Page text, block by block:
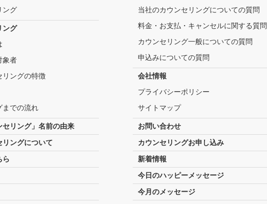
ング
ング
象者
リングの特徴
までの流れ
セリング」名前の由来
ングについて
ら
当社のカウンセリングについての質問
料金・お支払・キャンセルに関する質問
カウンセリング一般についての質問
申込みについての質問
会社情報
プライバシーポリシー
サイトマップ
お問い合わせ
カウンセリングお申し込み
新着情報
今日のハッピーメッセージ
今月のメッセージ